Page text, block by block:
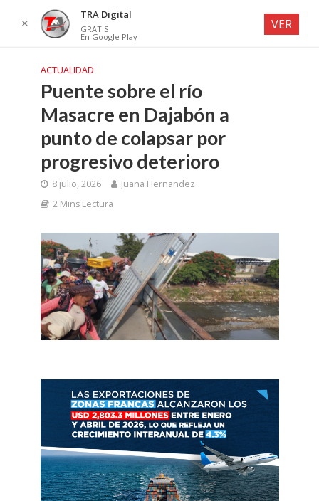
ACTUALIDAD
Puente sobre el río
Masacre en Dajabón a
punto de colapsar por
progresivo deterioro
8 julio, 2026
Juana Hernandez
2 Mins Lectura
✕
TRA Digital
GRATIS
En Google Play
VER